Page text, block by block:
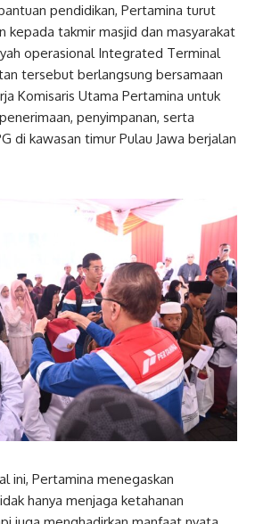
pendidikan, Pertamina turut
kepada takmir masjid dan masyarakat
operasional Integrated Terminal
tersebut berlangsung bersamaan
Komisaris Utama Pertamina untuk
penyimpanan, serta
di kawasan timur Pulau Jawa berjalan
ini, Pertamina menegaskan
hanya menjaga ketahanan